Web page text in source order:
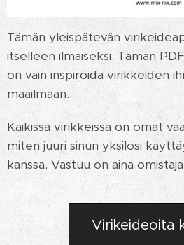
Tämän yleispätevän
itselleen ilmaiseksi. Tämän
on vain inspiroida virikkeiden
maailmaan.
Kaikissa virikkeissä on omat
miten juuri sinun yksilösi
kanssa. Vastuu on aina
Virikeideoita